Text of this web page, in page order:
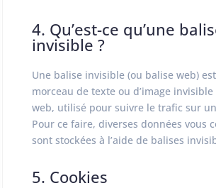
4. Qu’est-ce qu’une
invisible ?
Une balise invisible (ou balise web)
morceau de texte ou d’image
web, utilisé pour suivre le trafic sur
Pour ce faire, diverses données vous
sont stockées à l’aide de balises
5. Cookies